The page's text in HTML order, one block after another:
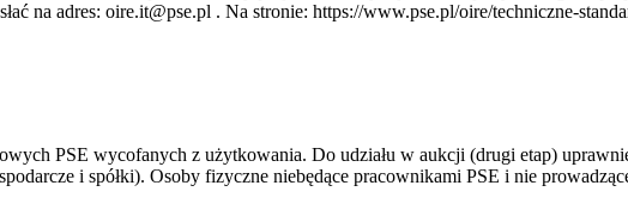
na adres: oire.it@pse.pl . Na stronie: https://www.pse.pl/oire/techniczne-
PSE wycofanych z użytkowania. Do udziału w aukcji (drugi etap)
i spółki). Osoby fizyczne niebędące pracownikami PSE i nie